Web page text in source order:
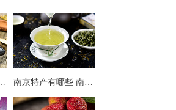
都有什么特产 南京特产有哪些 南京的特产